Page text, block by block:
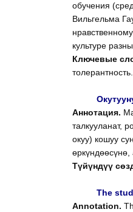
обучения
Вильгельма
культуре
Ключевые
толерантность.
Аннотация.
талкууланат,
окуу) кошуу
Түйүндүү
The
Annotation.